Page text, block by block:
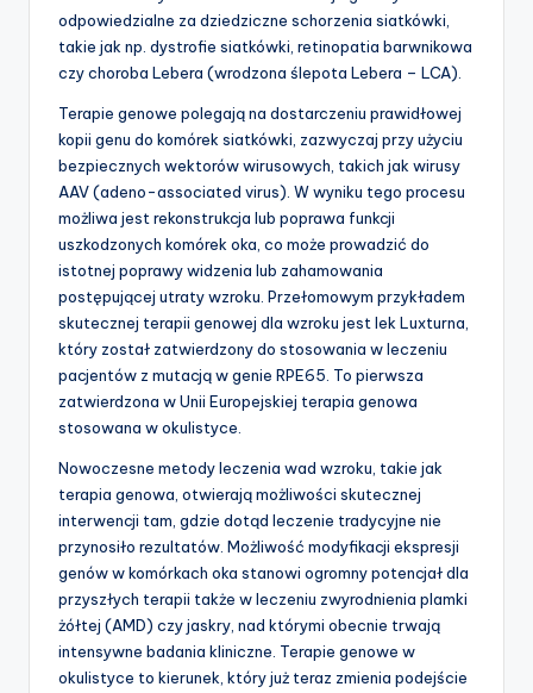
odpowiedzialne za dziedziczne schorzenia siatkówki,
takie jak np. dystrofie siatkówki, retinopatia barwnikowa
czy choroba Lebera (wrodzona ślepota Lebera – LCA).
Terapie genowe polegają na dostarczeniu prawidłowej
kopii genu do komórek siatkówki, zazwyczaj przy użyciu
bezpiecznych wektorów wirusowych, takich jak wirusy
AAV (adeno-associated virus). W wyniku tego procesu
możliwa jest rekonstrukcja lub poprawa funkcji
uszkodzonych komórek oka, co może prowadzić do
istotnej poprawy widzenia lub zahamowania
postępującej utraty wzroku. Przełomowym przykładem
skutecznej terapii genowej dla wzroku jest lek Luxturna,
który został zatwierdzony do stosowania w leczeniu
pacjentów z mutacją w genie RPE65. To pierwsza
zatwierdzona w Unii Europejskiej terapia genowa
stosowana w okulistyce.
Nowoczesne metody leczenia wad wzroku, takie jak
terapia genowa, otwierają możliwości skutecznej
interwencji tam, gdzie dotąd leczenie tradycyjne nie
przynosiło rezultatów. Możliwość modyfikacji ekspresji
genów w komórkach oka stanowi ogromny potencjał dla
przyszłych terapii także w leczeniu zwyrodnienia plamki
żółtej (AMD) czy jaskry, nad którymi obecnie trwają
intensywne badania kliniczne. Terapie genowe w
okulistyce to kierunek, który już teraz zmienia podejście